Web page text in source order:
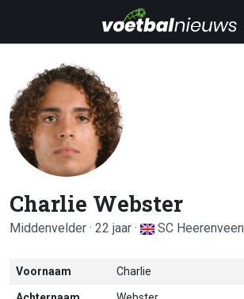
Charlie Webster
Middenvelder · 22 jaar · SC Heerenveen
Voornaam Charlie